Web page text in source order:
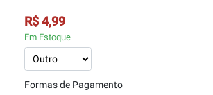
R$ 4,99
Em Estoque
Formas de Pagamento